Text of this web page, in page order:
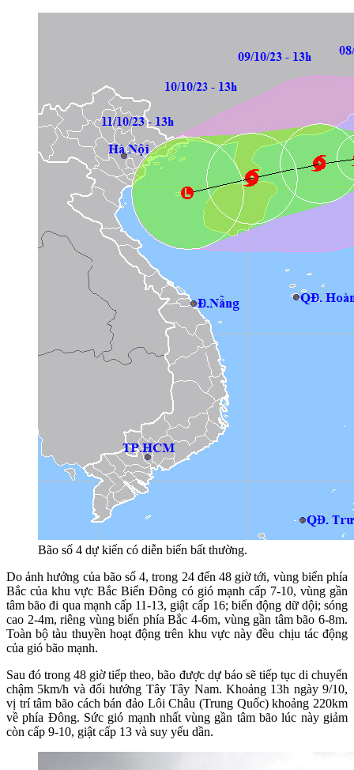
Bão số 4 dự kiến có diễn biến bất thường.
Do ảnh hưởng của bão số 4, trong 24 đến 48 giờ tới, vùng biển phía
Bắc của khu vực Bắc Biển Đông có gió mạnh cấp 7-10, vùng gần
tâm bão đi qua mạnh cấp 11-13, giật cấp 16; biển động dữ dội; sóng
cao 2-4m, riêng vùng biển phía Bắc 4-6m, vùng gần tâm bão 6-8m.
Toàn bộ tàu thuyền hoạt động trên khu vực này đều chịu tác động
của gió bão mạnh.
Sau đó trong 48 giờ tiếp theo, bão được dự báo sẽ tiếp tục di chuyển
chậm 5km/h và đổi hướng Tây Tây Nam. Khoảng 13h ngày 9/10,
vị trí tâm bão cách bán đảo Lôi Châu (Trung Quốc) khoảng 220km
về phía Đông. Sức gió mạnh nhất vùng gần tâm bão lúc này giảm
còn cấp 9-10, giật cấp 13 và suy yếu dần.